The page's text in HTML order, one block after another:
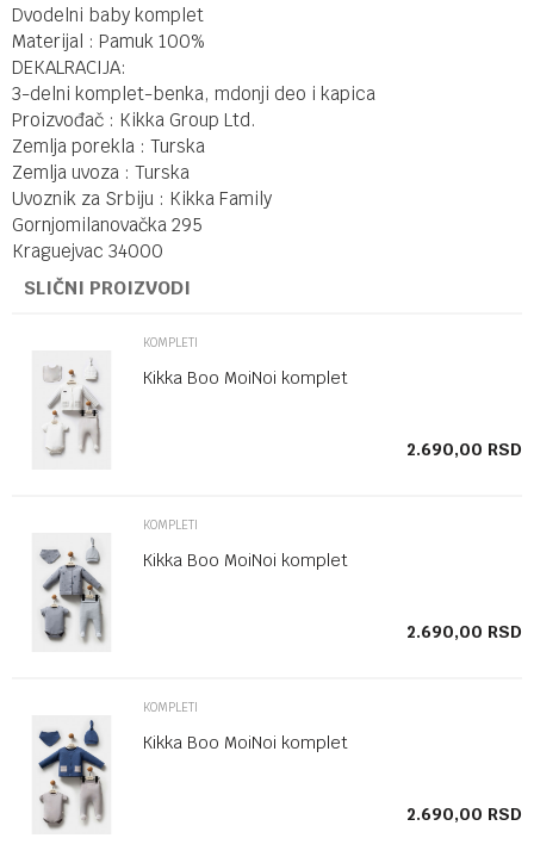
Dvodelni baby komplet
Materijal : Pamuk 100%
DEKALRACIJA:
3-delni komplet-benka, mdonji deo i kapica
Proizvođač : Kikka Group Ltd.
Zemlja porekla : Turska
Zemlja uvoza : Turska
Uvoznik za Srbiju : Kikka Family
Gornjomilanovačka 295
Kraguejvac 34000
SLIČNI PROIZVODI
KOMPLETI
Kikka Boo MoiNoi komplet
2.690,00 RSD
KOMPLETI
Kikka Boo MoiNoi komplet
2.690,00 RSD
KOMPLETI
Kikka Boo MoiNoi komplet
2.690,00 RSD